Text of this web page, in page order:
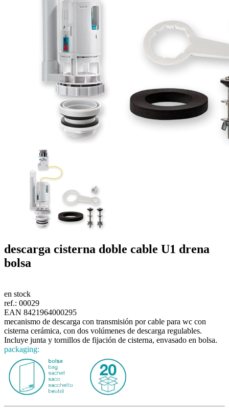
descarga cisterna doble cable U1 drena
bolsa
en stock
ref.: 00029
EAN 8421964000295
mecanismo de descarga con transmisión por cable para wc con
cisterna cerámica, con dos volúmenes de descarga regulables.
Incluye junta y tornillos de fijación de cisterna, envasado en bolsa.
packaging: